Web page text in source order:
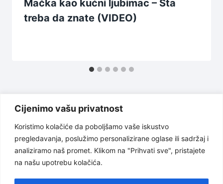
Cijenimo vašu privatnost
Koristimo kolačiće da poboljšamo vaše iskustvo
pregledavanja, poslužimo personalizirane oglase ili sadržaj i
analiziramo naš promet. Klikom na "Prihvati sve", pristajete
na našu upotrebu kolačića.
Mačka kao kućni ljubimac – Šta
treba da znate (VIDEO)
Uslovi korištenja
Politika privatnosti
O nama
Odricanje od odgovornosti